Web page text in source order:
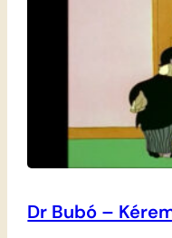
Dr Bubó –